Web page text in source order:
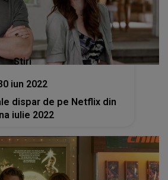
Stiri
iun 2022
dispar de pe Netflix din
iulie 2022